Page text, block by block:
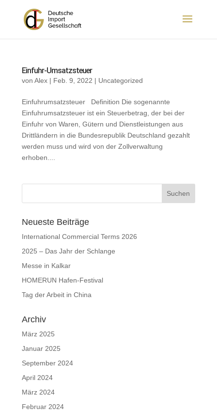
Einfuhr-Umsatzsteuer
von Alex| Feb. 9, 2022 | Uncategorized
Einfuhrumsatzsteuer Definition Die sogenannte
Einfuhrumsatzsteuer ist ein Steuerbetrag, der bei der
Einfuhr von Waren, Gütern und Dienstleistungen aus
Drittländern in die Bundesrepublik Deutschland gezahlt
werden muss und wird von der Zollverwaltung
erhoben....
Neueste Beiträge
International Commercial Terms 2026
2025 – Das Jahr der Schlange
Messe in Kalkar
HOMERUN Hafen-Festival
Tag der Arbeit in China
Archiv
März 2025
Januar 2025
September 2024
April 2024
März 2024
Februar 2024